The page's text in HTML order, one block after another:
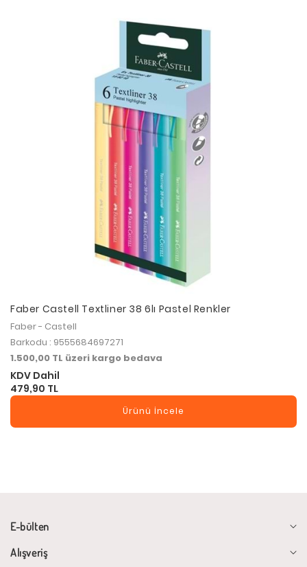
Faber Castell Textliner 38 6lı Pastel Renkler
Faber - Castell
Barkodu : 9555684697271
1.500,00 TL üzeri kargo bedava
KDV Dahil
479,90 TL
Ürünü İncele
E-bülten
Alışveriş